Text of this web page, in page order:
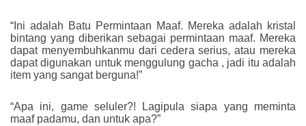
“Ini adalah Batu Permintaan Maaf. Mereka adalah kristal
bintang yang diberikan sebagai permintaan maaf. Mereka
dapat menyembuhkanmu dari cedera serius, atau mereka
dapat digunakan untuk menggulung gacha , jadi itu adalah
item yang sangat berguna!”
“Apa ini, game seluler?! Lagipula siapa yang meminta
maaf padamu, dan untuk apa?”